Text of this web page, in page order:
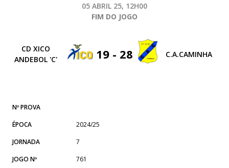
05 ABRIL 25, 12H00
FIM DO JOGO
CD XICO
ANDEBOL 'C'
19 - 28 C.A.CAMINHA
Nº PROVA
ÉPOCA
2024/25
JORNADA
7
JOGO Nº
761